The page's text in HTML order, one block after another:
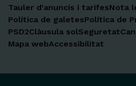
Tauler d'anuncis i tarifesNota
Política de galetesPolítica de
PSD2Clàusula solSeguretat
Mapa webAccessibilitat